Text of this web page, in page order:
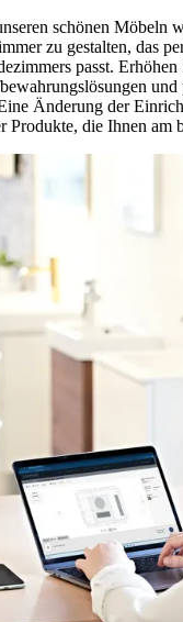
schönen Möbeln
zu gestalten, das
passt.
und
Änderung der
Produkte, die Ihnen am